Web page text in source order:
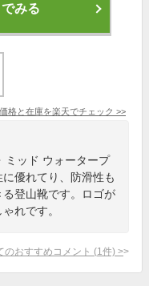
みる
価格と在庫を楽天でチェック >>
ミッド ウォータープ
優れてり、防滑性も
登山靴です。ロゴが
れです。
のおすすめコメント (1 件) >